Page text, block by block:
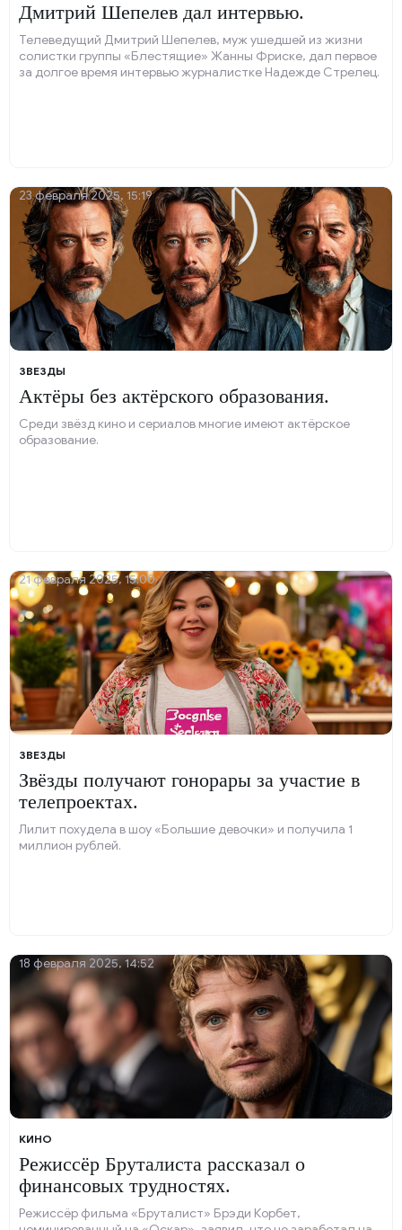
Дмитрий Шепелев дал интервью.
Телеведущий Дмитрий Шепелев, муж ушедшей из жизни
солистки группы «Блестящие» Жанны Фриске, дал первое
за долгое время интервью журналистке Надежде Стрелец.
ЗВЕЗДЫ
Актёры без актёрского образования.
Среди звёзд кино и сериалов многие имеют актёрское
образование.
23 февраля 2025, 15:19
ЗВЕЗДЫ
Звёзды получают гонорары за участие в
телепроектах.
Лилит похудела в шоу «Большие девочки» и получила 1
миллион рублей.
21 февраля 2025, 15:00
КИНО
Режиссёр Бруталиста рассказал о
финансовых трудностях.
Режиссёр фильма «Бруталист» Брэди Корбет,
18 февраля 2025, 14:52